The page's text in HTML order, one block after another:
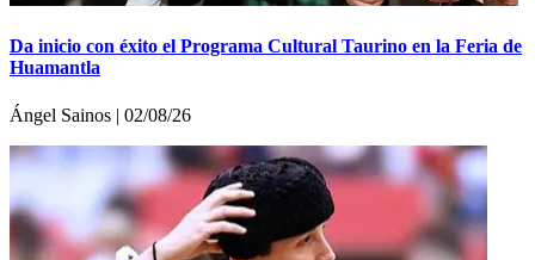
Da inicio con éxito el Programa Cultural Taurino en la Feria de
Huamantla
Ángel Sainos | 02/08/26